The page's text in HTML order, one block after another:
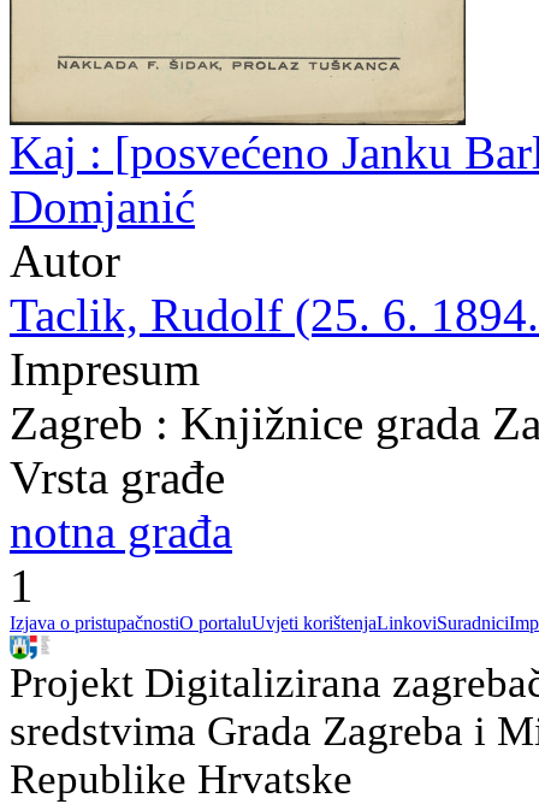
Kaj : [posvećeno Janku
Domjanić
Autor
Taclik, Rudolf (25. 6.
Impresum
Zagreb : Knjižnice grada
Vrsta građe
notna građa
1
Izjava o pristupačnostiO portaluUvjeti korištenjaLinkoviSuradnici
Projekt Digitalizirana
sredstvima Grada Zagreba i
Republike Hrvatske